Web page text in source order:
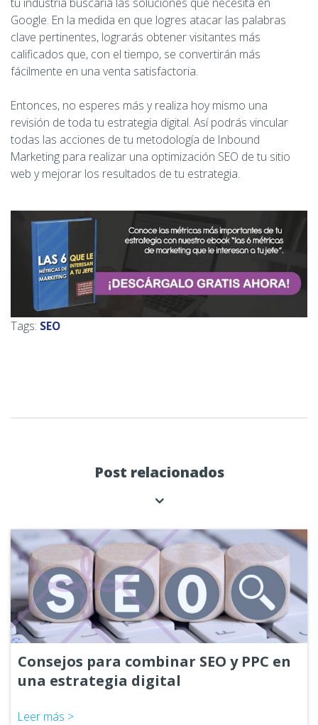
tu industria buscaría las soluciones que necesita en
Google. En la medida en que logres atacar las palabras
clave pertinentes, lograrás obtener visitantes más
calificados que, con el tiempo, se convertirán más
fácilmente en una venta satisfactoria.
Entonces, no esperes más y realiza hoy mismo una
revisión de toda tu estrategia digital. Así podrás vincular
todas las acciones de tu metodología de Inbound
Marketing para realizar una optimización SEO de tu sitio
web y mejorar los resultados de tu estrategia.
Tags: SEO
Post relacionados
Consejos para combinar SEO y PPC en
una estrategia digital
Leer más >